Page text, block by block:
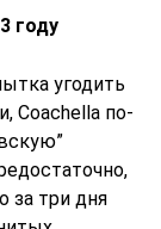
году
угодить
Coachella по-
за три дня